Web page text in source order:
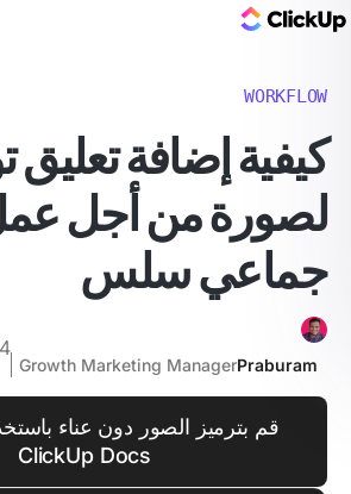
WORKFLOW
كيفية إضافة
لصورة من أجل
جماعي سلس
Praburam
Growth Marketing Manager
24
قم بترميز الصور دون عناء
ClickUp Docs